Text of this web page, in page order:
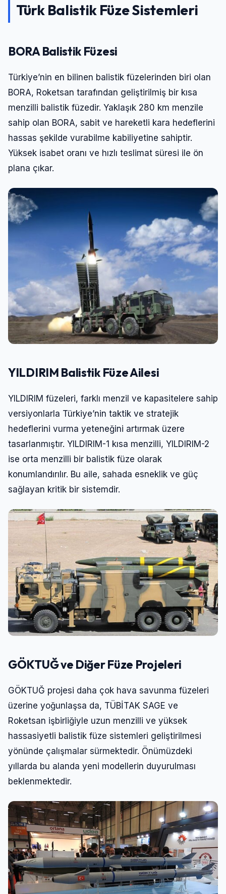
Türk Balistik Füze Sistemleri
BORA Balistik Füzesi
Türkiye’nin en bilinen balistik füzelerinden biri olan
BORA, Roketsan tarafından geliştirilmiş bir kısa
menzilli balistik füzedir. Yaklaşık 280 km menzile
sahip olan BORA, sabit ve hareketli kara hedeflerini
hassas şekilde vurabilme kabiliyetine sahiptir.
Yüksek isabet oranı ve hızlı teslimat süresi ile ön
plana çıkar.
YILDIRIM Balistik Füze Ailesi
YILDIRIM füzeleri, farklı menzil ve kapasitelere sahip
versiyonlarla Türkiye’nin taktik ve stratejik
hedeflerini vurma yeteneğini artırmak üzere
tasarlanmıştır. YILDIRIM-1 kısa menzilli, YILDIRIM-2
ise orta menzilli bir balistik füze olarak
konumlandırılır. Bu aile, sahada esneklik ve güç
sağlayan kritik bir sistemdir.
GÖKTUĞ ve Diğer Füze Projeleri
GÖKTUĞ projesi daha çok hava savunma füzeleri
üzerine yoğunlaşsa da, TÜBİTAK SAGE ve
Roketsan işbirliğiyle uzun menzilli ve yüksek
hassasiyetli balistik füze sistemleri geliştirilmesi
yönünde çalışmalar sürmektedir. Önümüzdeki
yıllarda bu alanda yeni modellerin duyurulması
beklenmektedir.